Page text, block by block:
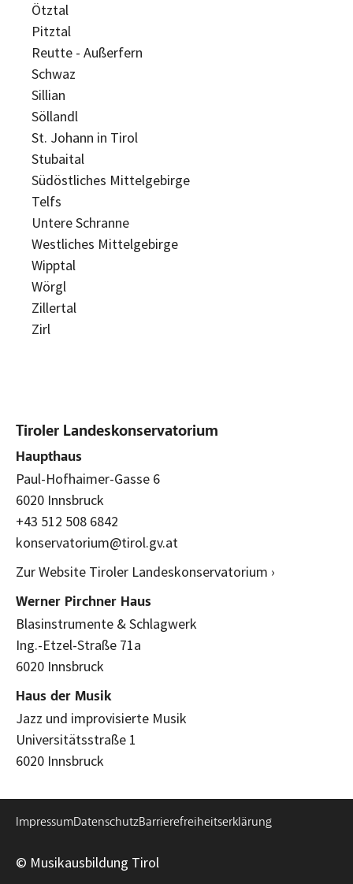
Ötztal
Pitztal
Reutte - Außerfern
Schwaz
Sillian
Söllandl
St. Johann in Tirol
Stubaital
Südöstliches Mittelgebirge
Telfs
Untere Schranne
Westliches Mittelgebirge
Wipptal
Wörgl
Zillertal
Zirl
Tiroler Landeskonservatorium
Haupthaus
Paul-Hofhaimer-Gasse 6
6020 Innsbruck
+43 512 508 6842
konservatorium@tirol.gv.at
Zur Website Tiroler Landeskonservatorium ›
Werner Pirchner Haus
Blasinstrumente & Schlagwerk
Ing.-Etzel-Straße 71a
6020 Innsbruck
Haus der Musik
Jazz und improvisierte Musik
Universitätsstraße 1
6020 Innsbruck
ImpressumDatenschutzBarrierefreiheitserklärung
© Musikausbildung Tirol